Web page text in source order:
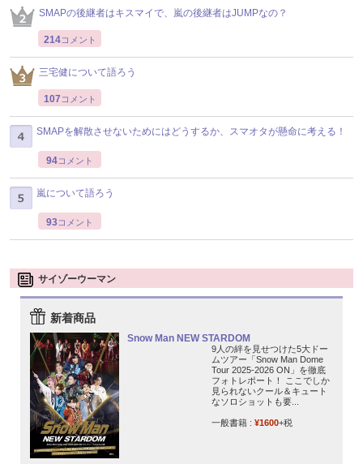
SMAPの後継者はキスマイで、嵐の後継者はJUMPなの？
214コメント
三宅健について語ろう
107 コメント
SMAPを解散させないためにはどうするか、スマオタが懸命に考える！
94コメント
嵐について語ろう
93コメント
サイゾーウーマン
新着商品
Snow Man NEW STARDOM
9人の絆を見せつけた5大ドー
ムツアー「Snow Man Dome
Tour 2025-2026 ON」を徹底
フォトレポート！ ここでしか
見られないクール＆キュート
なソロショットも要...
一般書籍 : ¥1600+税